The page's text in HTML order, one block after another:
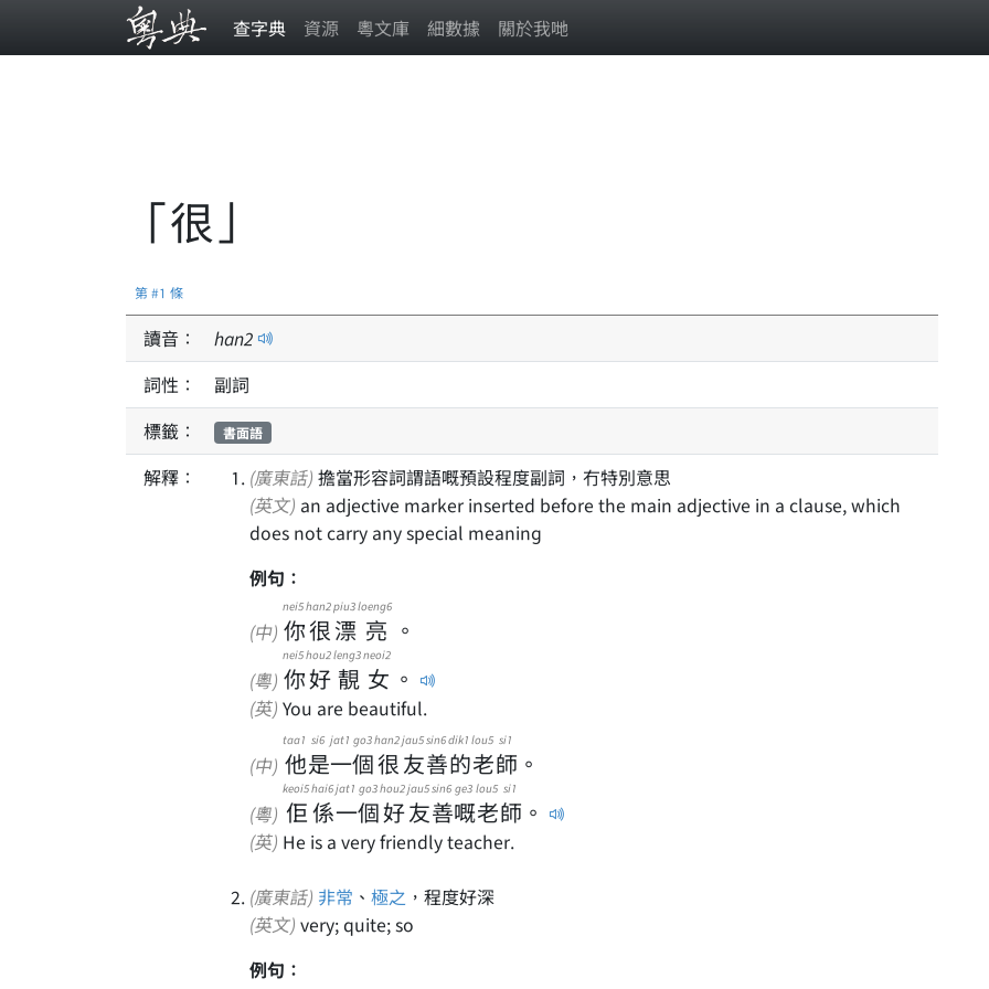
查字典 資源 粵文庫 細數據 關於我哋
「很」
第 #1 條
讀音： han2
詞性：
副詞
標籤：
書面語
解釋： (廣東話) 擔當形容詞謂語嘅預設程度副詞，冇特別意思
(英文)
does not carry any special meaning
例句：
(中) 你
nei5
很
han2
漂
piu3
亮
loeng6
。
(粵) 你
nei5
好
hou2
靚
leng3
女
neoi2
。
(英) You are beautiful.
(中) 他
taa1
是
si6
一
jat1
個
go3
很
han2
友
jau5
善
sin6
的
dik1
老
lou5
師
si1
。
(粵) 佢
keoi5
係
hai6
一
jat1
個
go3
好
hou2
友
jau5
善
sin6
嘅
ge3
老
lou5
師
si1
。
(英) He is a very friendly teacher.
(廣東話) 非常 、 極之 ，程度好深
(英文) very; quite; so
例句：